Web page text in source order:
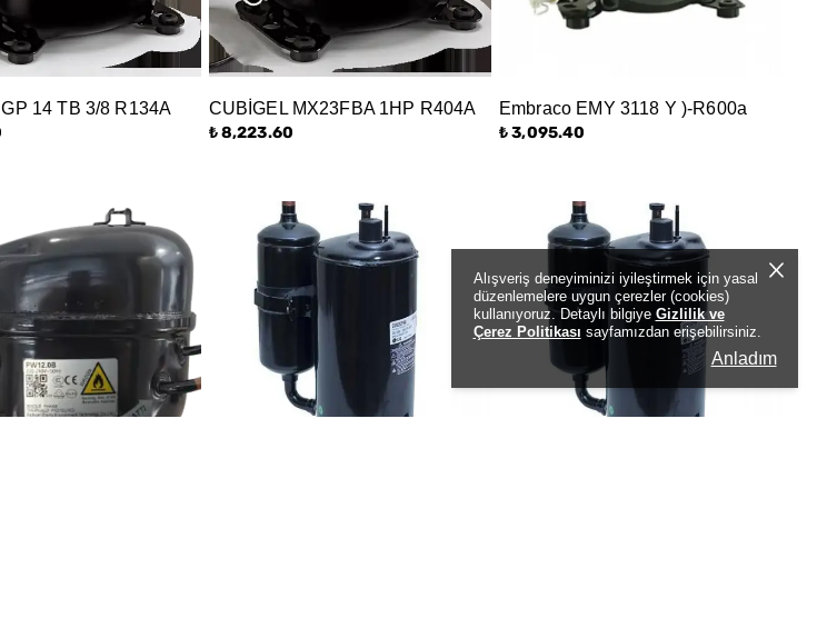
Alışveriş deneyiminizi iyileştirmek için yasal
düzenlemelere uygun çerezler (cookies)
kullanıyoruz. Detaylı bilgiye Gizlilik ve
Çerez Politikası sayfamızdan erişebilirsiniz.
Anladım
14 TB 3/8 R134A
CUBİGEL MX23FBA 1HP R404A
₺ 8,223.60
Embraco EMY 3118 Y )-R600a
₺ 3,095.40